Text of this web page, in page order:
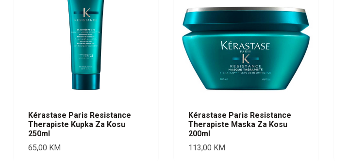
Kérastase Paris Resistance
Therapiste Kupka Za Kosu
250ml
65,00 KM
Kérastase Paris Resistance
Therapiste Maska Za Kosu
200ml
113,00 KM